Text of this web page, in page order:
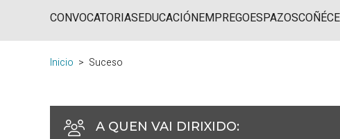
CONVOCATORIASEDUCACIÓNEMPREGOESPAZOS
Inicio Suceso
A QUEN VAI DIRIXIDO: